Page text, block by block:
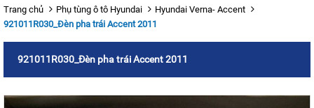
Trang chủ Phụ tùng ô tô Hyundai
Hyundai Verna- Accent
921011R030_Đèn pha trái Accent 2011
921011R030_Đèn pha trái Accent 2011